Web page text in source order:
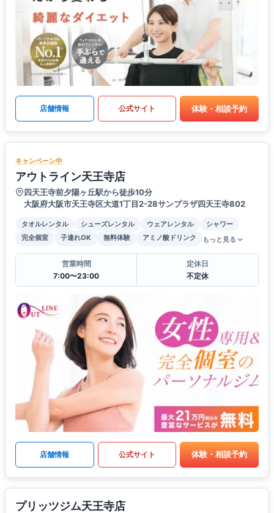
店舗情報 公式サイト 体験・相談予約
キャンペーン中
アウトライン天王寺店
四天王寺前夕陽ヶ丘駅から徒歩10分
大阪府大阪市天王寺区大道1丁目2-28サンプラザ四天王寺802
タオルレンタル シューズレンタル ウェアレンタル
シャワー
完全個室
子連れOK 無料体験 アミノ酸ドリンク もっと見る
営業時間
7:00〜23:00
定休日
不定休
店舗情報 公式サイト 体験・相談予約
プリッツジム天王寺店